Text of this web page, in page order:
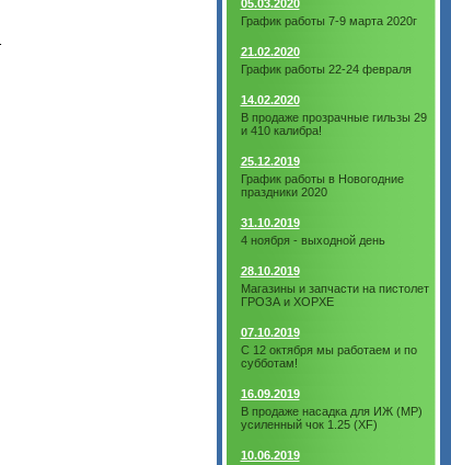
05.03.2020
График работы 7-9 марта 2020г
21.02.2020
График работы 22-24 февраля
14.02.2020
В продаже прозрачные гильзы 29
и 410 калибра!
25.12.2019
График работы в Новогодние
праздники 2020
31.10.2019
4 ноября - выходной день
28.10.2019
Магазины и запчасти на пистолет
ГРОЗА и ХОРХЕ
07.10.2019
С 12 октября мы работаем и по
субботам!
16.09.2019
В продаже насадка для ИЖ (МР)
усиленный чок 1.25 (XF)
10.06.2019